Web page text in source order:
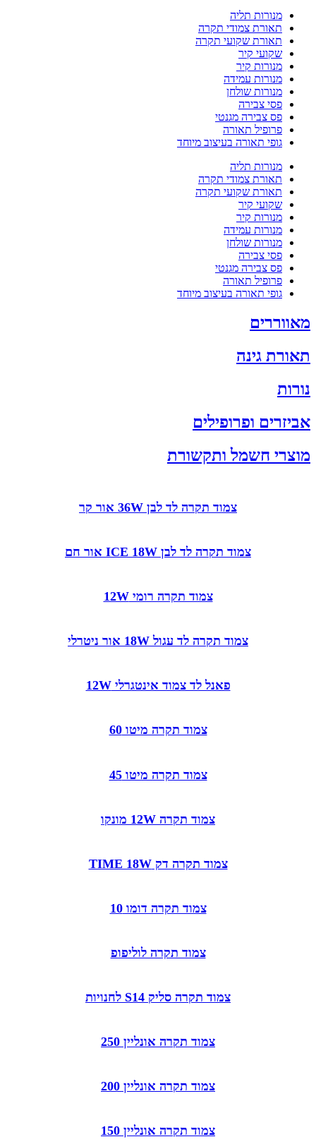
מנורות תליה
תאורת צמודי תקרה
תאורת שקועי תקרה
שקועי קיר
מנורות קיר
מנורות עמידה
מנורות שולחן
פסי צבירה
פס צבירה מגנטי
פרופיל תאורה
גופי תאורה בעיצוב מיוחד
מנורות תליה
תאורת צמודי תקרה
תאורת שקועי תקרה
שקועי קיר
מנורות קיר
מנורות עמידה
מנורות שולחן
פסי צבירה
פס צבירה מגנטי
פרופיל תאורה
גופי תאורה בעיצוב מיוחד
מאווררים
תאורת גינה
נורות
אביזרים ופרופילים
מוצרי חשמל ותקשורת
צמוד תקרה לד לבן 36W אור קר
צמוד תקרה לד לבן ICE 18W אור חם
צמוד תקרה רומי 12W
צמוד תקרה לד עגול 18W אור ניטרלי
פאנל לד צמוד אינטגרלי 12W
צמוד תקרה מיטו 60
צמוד תקרה מיטו 45
צמוד תקרה 12W מונקו
צמוד תקרה דק TIME 18W
צמוד תקרה דומו 10
צמוד תקרה לוליפופ
צמוד תקרה סליק S14 לחנויות
צמוד תקרה אונליין 250
צמוד תקרה אונליין 200
צמוד תקרה אונליין 150